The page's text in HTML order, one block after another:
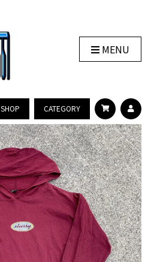
MENU
SHOP CATEGORY